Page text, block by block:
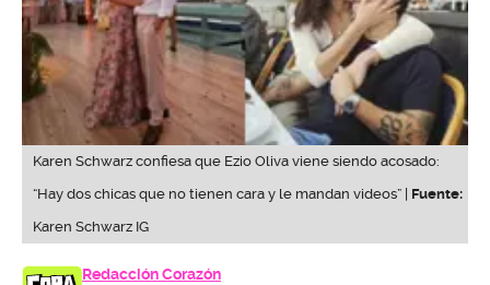
Karen Schwarz confiesa que Ezio Oliva viene siendo acosado:
“Hay dos chicas que no tienen cara y le mandan videos” | Fuente:
Karen Schwarz IG
Redacción Corazón